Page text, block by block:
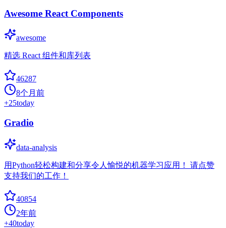
Awesome React Components
awesome
精选 React 组件和库列表
46287
8个月前
+25today
Gradio
data-analysis
用Python轻松构建和分享令人愉悦的机器学习应用！ 请点赞
支持我们的工作！
40854
2年前
+40today